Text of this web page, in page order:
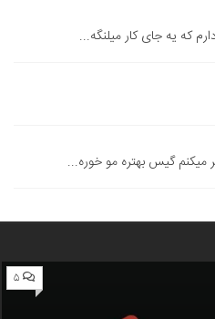
که یه جای کار میلنگه...
میکنم گیس بهتره مو خوره...
۵